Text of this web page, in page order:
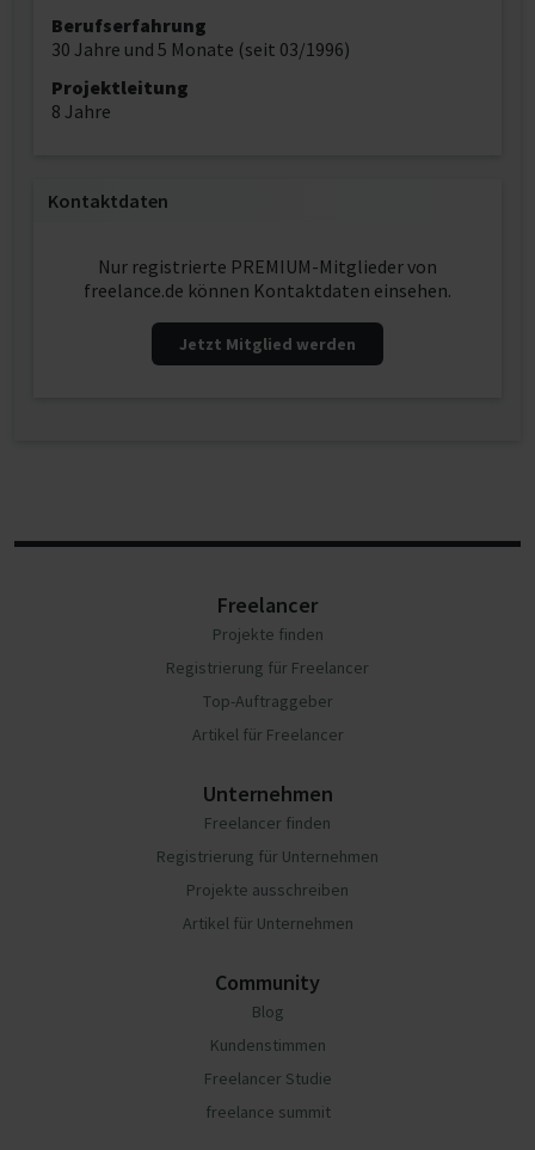
Berufserfahrung
30 Jahre und 5 Monate (seit 03/1996)
Projektleitung
8 Jahre
Kontaktdaten
Nur registrierte PREMIUM-Mitglieder von
freelance.de können Kontaktdaten einsehen.
Jetzt Mitglied werden
Freelancer
Projekte finden
Registrierung für Freelancer
Top-Auftraggeber
Artikel für Freelancer
Unternehmen
Freelancer finden
Registrierung für Unternehmen
Projekte ausschreiben
Artikel für Unternehmen
Community
Blog
Kundenstimmen
Freelancer Studie
freelance summit